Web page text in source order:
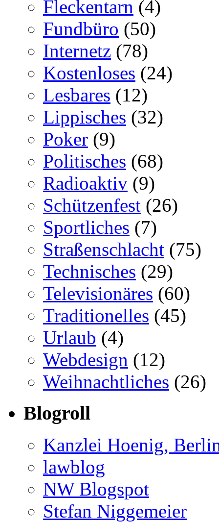
Fleckentarn (4)
Fundbüro (50)
Internetz (78)
Kostenloses (24)
Lesbares (12)
Lippisches (32)
Poker (9)
Politisches (68)
Radioaktiv (9)
Schützenfest (26)
Sportliches (7)
Straßenschlacht (75)
Technisches (29)
Televisionäres (60)
Traditionelles (45)
Urlaub (4)
Webdesign (12)
Weihnachtliches (26)
Blogroll
Kanzlei Hoenig,
lawblog
NW Blogspot
Stefan Niggemeier